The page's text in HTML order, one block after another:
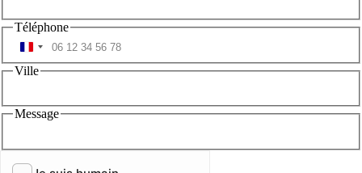
Téléphone
Ville
Message